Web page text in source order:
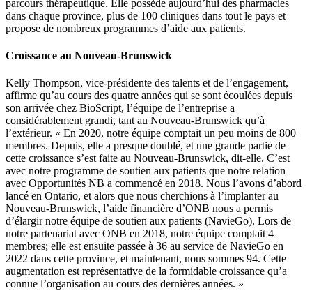
parcours thérapeutique. Elle possède aujourd’hui des pharmacies
dans chaque province, plus de 100 cliniques dans tout le pays et
propose de nombreux programmes d’aide aux patients.
Croissance au Nouveau-Brunswick
Kelly Thompson, vice-présidente des talents et de l’engagement,
affirme qu’au cours des quatre années qui se sont écoulées depuis
son arrivée chez BioScript, l’équipe de l’entreprise a
considérablement grandi, tant au Nouveau-Brunswick qu’à
l’extérieur. « En 2020, notre équipe comptait un peu moins de 800
membres. Depuis, elle a presque doublé, et une grande partie de
cette croissance s’est faite au Nouveau-Brunswick, dit-elle. C’est
avec notre programme de soutien aux patients que notre relation
avec Opportunités NB a commencé en 2018. Nous l’avons d’abord
lancé en Ontario, et alors que nous cherchions à l’implanter au
Nouveau-Brunswick, l’aide financière d’ONB nous a permis
d’élargir notre équipe de soutien aux patients (NavieGo). Lors de
notre partenariat avec ONB en 2018, notre équipe comptait 4
membres; elle est ensuite passée à 36 au service de NavieGo en
2022 dans cette province, et maintenant, nous sommes 94. Cette
augmentation est représentative de la formidable croissance qu’a
connue l’organisation au cours des dernières années. »